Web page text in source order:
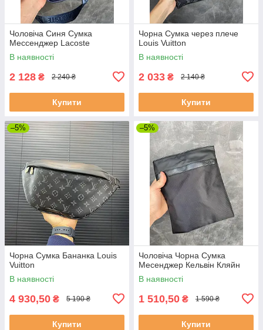
Чоловіча Синя Сумка
Мессенджер Lacoste
В наявності
2 128 ₴ 2 240 ₴
Купити
Чорна Сумка через плече
Louis Vuitton
В наявності
2 033 ₴ 2 140 ₴
Купити
–5%
Чорна Сумка Бананка Louis
Vuitton
В наявності
4 930,50 ₴ 5 190 ₴
Купити
–5%
Чоловіча Чорна Сумка
Месенджер Кельвін Кляйн
В наявності
1 510,50 ₴ 1 590 ₴
Купити